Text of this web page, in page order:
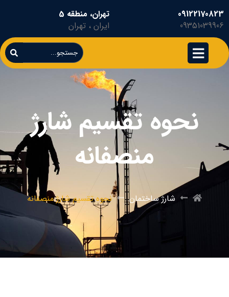
09122170823
09351039906
تهران، منطقه 5
ایران ، تهران
نحوه تقسیم شارژ
منصفانه
شارژ ساختمان نحوه تقسیم شارژ منصفانه